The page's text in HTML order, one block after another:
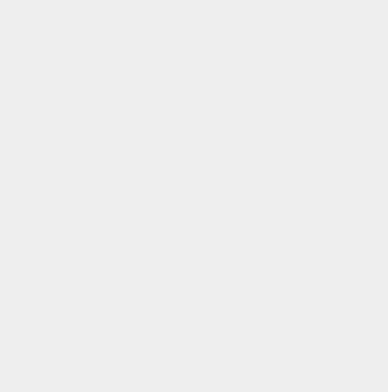
de tu navegador, generalmente en forma de cookies.
o tu dispositivo y se utiliza principalmente para garantizar
no te identifica directamente, pero puede brindarte una
a la privacidad, te damos la opción de no permitir ciertos
para obtener más detalles sobre cada una de ellas, y así elegir
ciertos tipos de cookies, tu experiencia de navegación y
información
se pueden desactivar en nuestros sistemas. Por ejemplo, estas
de cliente, mantener activa tu sesión mientras navegas o
cualquier problema técnico que pueda afectar la
tu navegador para bloquear o ser notificado de la
verse afectadas. Estas cookies no almacenan ninguna